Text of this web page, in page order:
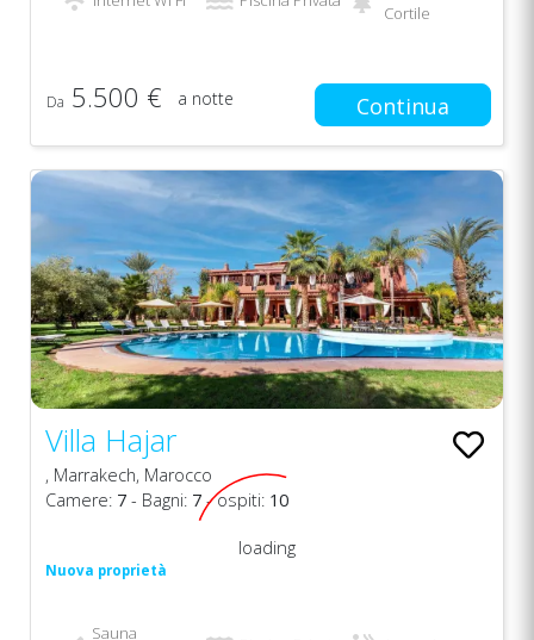
Cortile
Da 5.500 € a notte Continua
Villa Hajar
, Marrakech, Marocco
Camere: 7 - Bagni: 7- ospiti: 10
Nuova proprietà
loading
Sauna